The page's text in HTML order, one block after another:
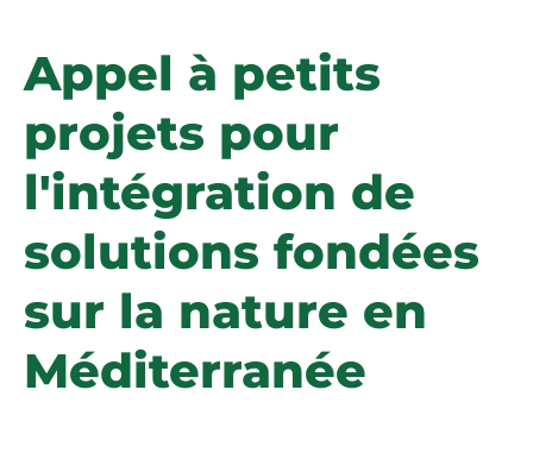
Appel à petits
projets pour
l'intégration de
solutions fondées
sur la nature en
Méditerranée